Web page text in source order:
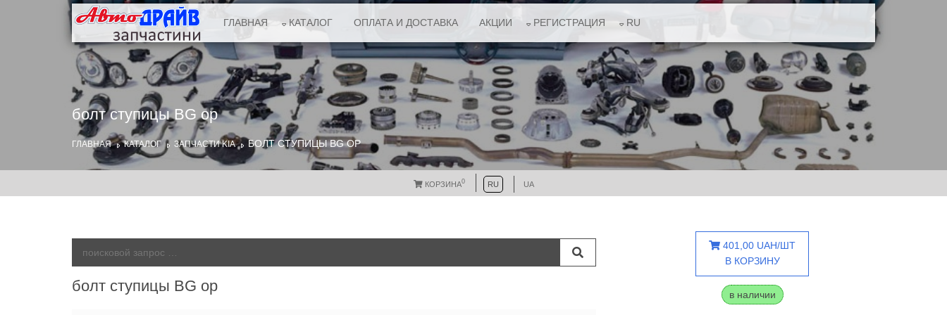
ГЛАВНАЯ КАТАЛОГ ОПЛАТА И ДОСТАВКА АКЦИИ РЕГИСТРАЦИЯ RU
болт ступицы BG ор
ГЛАВНАЯ КАТАЛОГ ЗАПЧАСТИ KIA БОЛТ СТУПИЦЫ BG ОР
КОРЗИНА0 RU UA
болт ступицы BG ор
401,00 UAH/ШТ
В КОРЗИНУ
в наличии